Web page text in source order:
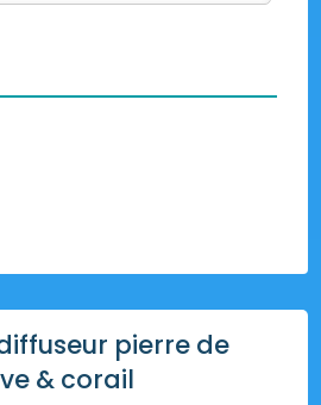
pierre de
& corail